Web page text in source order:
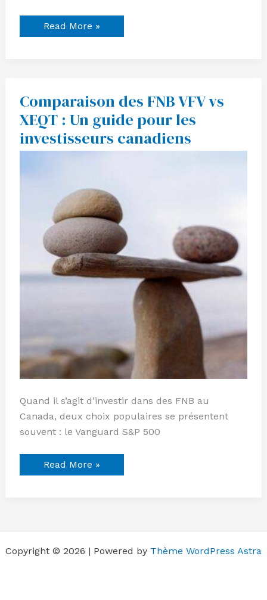
Read More »
Comparaison des FNB VFV vs
XEQT : Un guide pour les
investisseurs canadiens
Quand il s’agit d’investir dans des FNB au
Canada, deux choix populaires se présentent
souvent : le Vanguard S&P 500
Comparaison
des
FNB
VFV
vs
XEQT
:
investisseurs
canadiens
Read More »
Copyright © 2026 | Powered by Thème WordPress Astra